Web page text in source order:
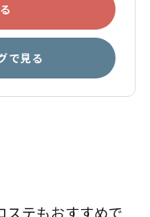
で見る
ステもおすすめで